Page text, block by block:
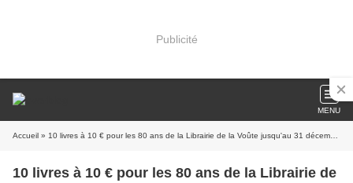
Publicité
MENU
Accueil » 10 livres à 10 € pour les 80 ans de la Librairie de la Voûte jusqu'au 31 décembre 2025
10 livres à 10 € pour les 80 ans de la Librairie de